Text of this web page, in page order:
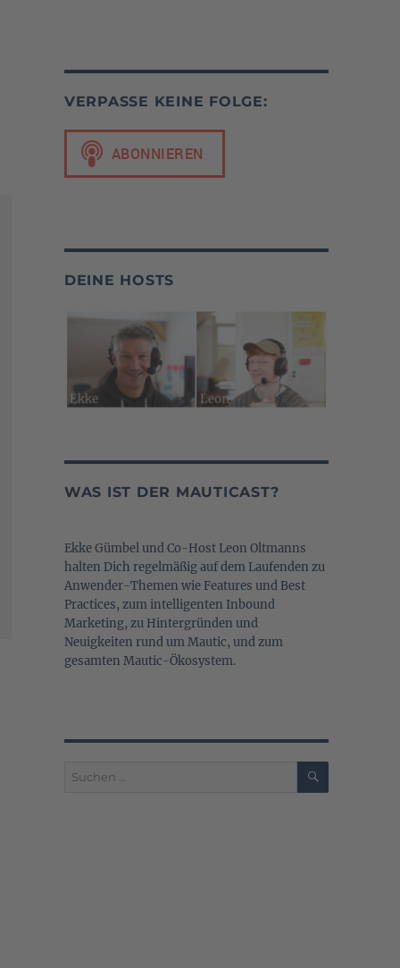
VERPASSE KEINE FOLGE:
DEINE HOSTS
WAS IST DER MAUTICAST?
Ekke Gümbel und Co-Host Leon Oltmanns
halten Dich regelmäßig auf dem Laufenden zu
Anwender-Themen wie Features und Best
Practices, zum intelligenten Inbound
Marketing, zu Hintergründen und
Neuigkeiten rund um Mautic, und zum
gesamten Mautic-Ökosystem.
Suchen
SUCHEN